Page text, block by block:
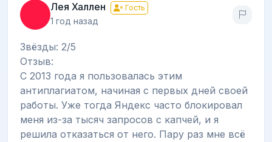
Лея Халлен Гость
1 год назад
Звёзды: 2/5
Отзыв:
С 2013 года я пользовалась этим
антиплагиатом, начиная с первых дней своей
работы. Уже тогда Яндекс часто блокировал
меня из-за тысяч запросов с капчей, и я
решила отказаться от него. Пару раз мне всё